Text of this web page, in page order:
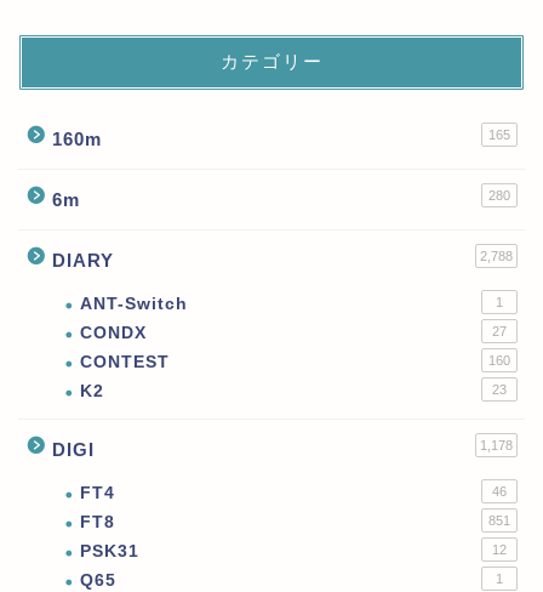
カテゴリー
160m 165
6m 280
DIARY 2,788
ANT-Switch 1
CONDX 27
CONTEST 160
K2 23
DIGI 1,178
FT4 46
FT8 851
PSK31 12
Q65 1